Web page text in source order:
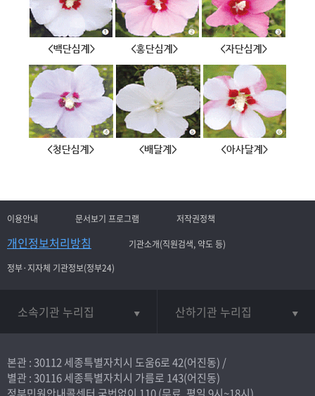
이용안내 문서보기 프로그램 저작권정책
개인정보처리방침
기관소개(직원검색, 약도 등)
정부·지자체 기관정보(정부24)
소속기관 누리집 산하기관 누리집
본관 : 30112 세종특별자치시 도움6로 42(어진동) /
별관 : 30116 세종특별자치시 가름로 143(어진동)